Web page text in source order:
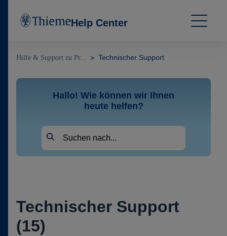
Help Center
Hilfe & Support zu Pr... Technischer Support
Hallo! Wie können wir Ihnen
heute helfen?
Technischer Support
(15)